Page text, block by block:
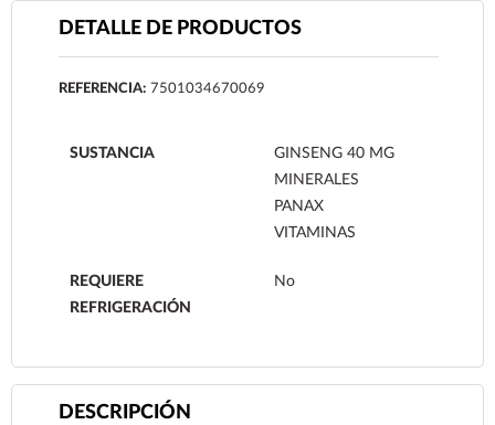
DETALLE DE PRODUCTOS
REFERENCIA: 7501034670069
SUSTANCIA
GINSENG 40 MG
MINERALES
PANAX
VITAMINAS
REQUIERE
REFRIGERACIÓN
No
DESCRIPCIÓN